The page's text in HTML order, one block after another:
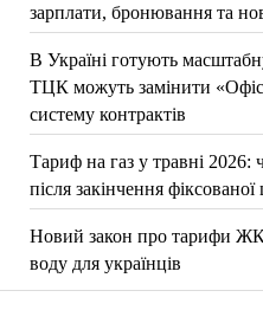
зарплати, бронювання та
В Україні готують
ТЦК можуть замінити
систему контрактів
Тариф на газ у травні 2026:
після закінчення фіксованої
Новий закон про тарифи
воду для українців